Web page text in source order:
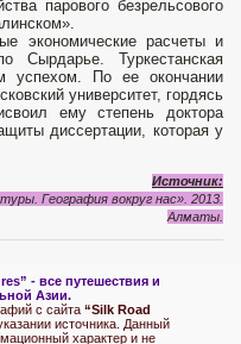
парового безрельсового
экономические расчеты и
Сырдарье. Туркестанская
успехом. По ее окончании
университет, гордясь
ему степень доктора
диссертации, которая у
Источник:
География вокруг нас». 2013.
Алматы.
- все путешествия и
Азии.
с сайта “Silk Road
источника. Данный
характер и не